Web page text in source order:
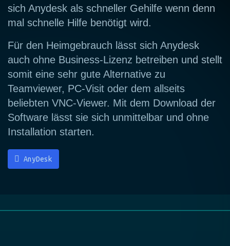
sich Anydesk als schneller Gehilfe wenn denn
mal schnelle Hilfe benötigt wird.
Für den Heimgebrauch lässt sich Anydesk
auch ohne Business-Lizenz betreiben und stellt
somit eine sehr gute Alternative zu
Teamviewer, PC-Visit oder dem allseits
beliebten VNC-Viewer. Mit dem Download der
Software lässt sie sich unmittelbar und ohne
Installation starten.
AnyDesk